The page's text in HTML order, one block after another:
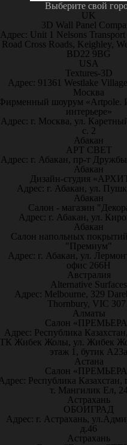
Выберите свой
UK
3D Wall Panel
Адрес: Unit 1 Nelsons
Road Cross Roads, Keighley,
BD22 9BG
USA
Textures-3D
Адрес: 91361 Westlake
Москва
шоурум «Artpole.
интерьере»
Адрес: г. Москва, ул.
с. 2
Абакан
АРТ СВЕТ
Адрес: г. Абакан, пр-т
Абакан
Дизайн-студия
Адрес: г. Абакан, ул.
Абакан
Салон - магазин
Адрес: г. Абакан, ул.
Абакан
Салон напольных
"Премиум"
Адрес: г. Абакан, ул.
офис 266Н
Австралия
Alternative Surfaces
Адрес: Melbourne, 329
Thornbury, VIC
Алматы
Салон
Адрес: Республика
Жибек Жолы, ул. Жибек
этаж 1, бутик А23а
Астана
Салон
Республика Казахстан,
т. Мангилик Ел,
Астрахань
ОБОИГРАД
Адрес: г. Астрахань,
д.46
Астрахань